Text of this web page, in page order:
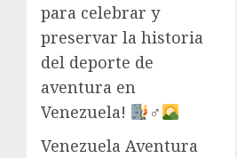
para celebrar y
preservar la historia
del deporte de
aventura en
Venezuela!
‍♂
Venezuela Aventura